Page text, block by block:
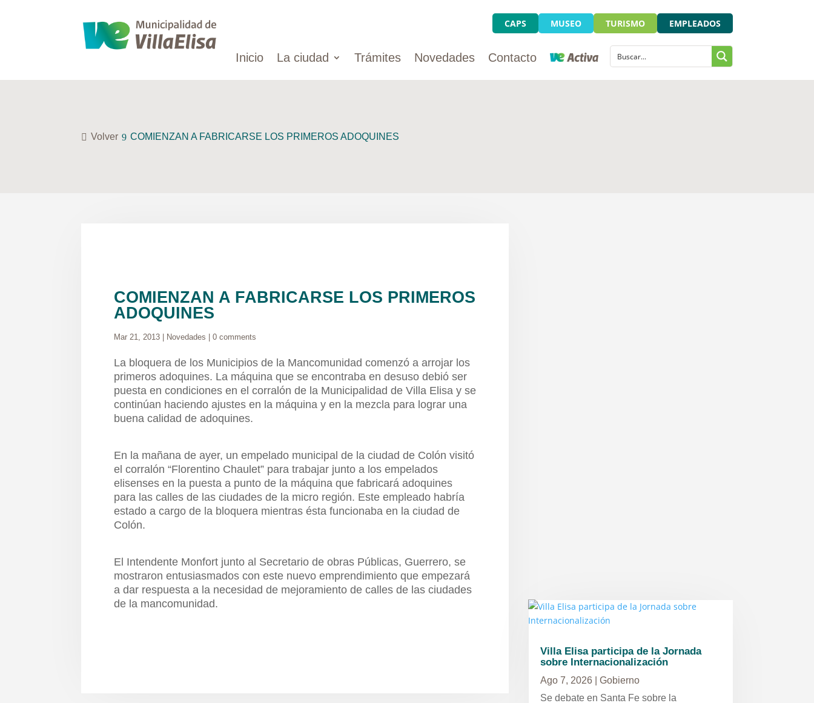
CAPS MUSEO TURISMO EMPLEADOS
Inicio La ciudad Trámites Novedades Contacto
Volver COMIENZAN A FABRICARSE LOS PRIMEROS ADOQUINES
COMIENZAN A FABRICARSE LOS PRIMEROS
ADOQUINES
Mar 21, 2013 Novedades |0 comments
La bloquera de los Municipios de la Mancomunidad comenzó a arrojar los
primeros adoquines. La máquina que se encontraba en desuso debió ser
puesta en condiciones en el corralón de la Municipalidad de Villa Elisa y se
continúan haciendo ajustes en la máquina y en la mezcla para lograr una
buena calidad de adoquines.
En la mañana de ayer, un empelado municipal de la ciudad de Colón visitó
el corralón “Florentino Chaulet” para trabajar junto a los empelados
elisenses en la puesta a punto de la máquina que fabricará adoquines
para las calles de las ciudades de la micro región. Este empleado habría
estado a cargo de la bloquera mientras ésta funcionaba en la ciudad de
Colón.
El Intendente Monfort junto al Secretario de obras Públicas, Guerrero, se
mostraron entusiasmados con este nuevo emprendimiento que empezará
a dar respuesta a la necesidad de mejoramiento de calles de las ciudades
de la mancomunidad.
Villa Elisa participa de la Jornada
sobre Internacionalización
Ago 7, 2026| Gobierno
Se debate en Santa Fe sobre la